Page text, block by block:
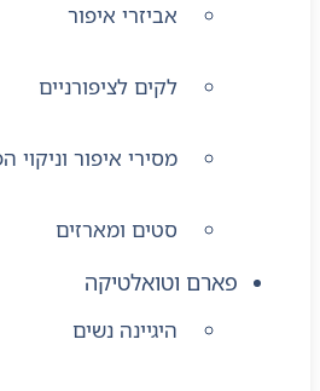
אביזרי איפור
לקים לציפורניים
מסירי איפור וניקוי
סטים ומארזים
פארם וטואלטיקה
היגיינה נשים